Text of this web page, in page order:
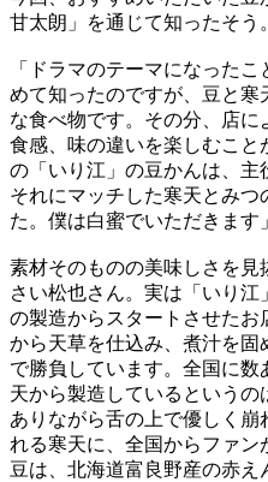
甘太朗」を通じて知ったそう。
「ドラマのテーマになった
めて知ったのですが、豆と
な食べ物です。その分、店
食感、味の違いを楽しむこ
の「いり江」の豆かんは、主
それにマッチした寒天とみ
た。僕は白蜜でいただきます」
素材そのものの美味しさを見
さい松也さん。実は「いり
の製造からスタートさせた
から天草を仕込み、煮汁を
で勝負しています。全国に
天から製造しているという
ありながら舌の上で優しく崩
れる寒天に、全国からファン
豆は、北海道富良野産の赤